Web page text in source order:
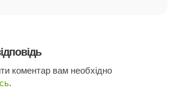
коментар вам необхідно
.